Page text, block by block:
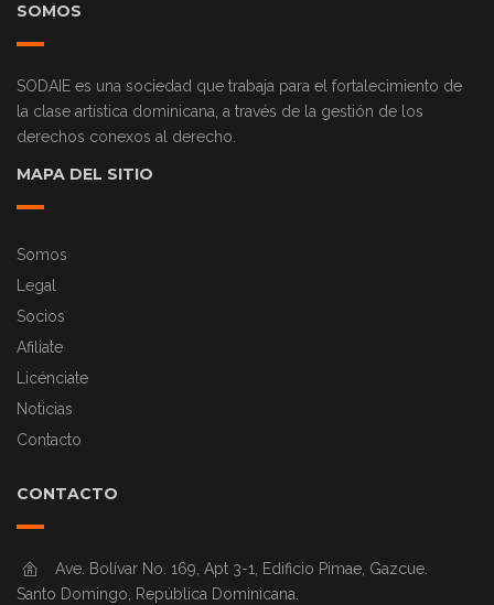
SOMOS
SODAIE es una sociedad que trabaja para el fortalecimiento de
la clase artística dominicana, a través de la gestión de los
derechos conexos al derecho.
MAPA DEL SITIO
Somos
Legal
Socios
Afiliate
Licénciate
Noticias
Contacto
CONTACTO
Ave. Bolívar No. 169, Apt 3-1, Edificio Pimae, Gazcue.
Santo Domingo, República Dominicana.